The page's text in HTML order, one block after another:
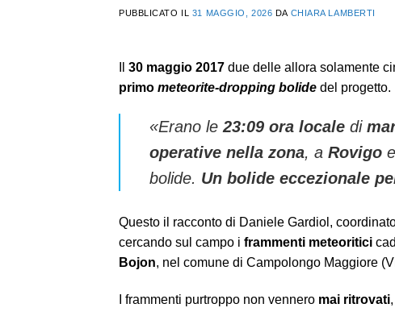
PUBBLICATO IL 31 MAGGIO, 2026 DA CHIARA LAMBERTI
30 maggio 2017 due delle allora solamente
primo meteorite-dropping bolide del progetto.
«Erano le 23:09 ora locale di
operative nella zona, a Rovigo
bolide. Un bolide eccezionale
Questo il racconto di Daniele Gardiol,
cercando sul campo i frammenti meteoritici
Bojon, nel comune di Campolongo Maggiore
I frammenti purtroppo non vennero mai ritrovati